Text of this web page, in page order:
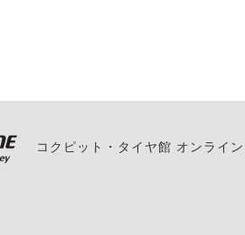
また、やむを得ない
コクピット・タイヤ館 オンライ